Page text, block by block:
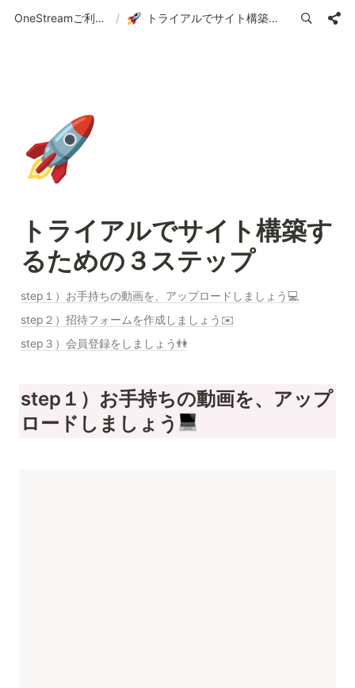
OneStreamご利用ガイド | 使い方の案内 / トライアルでサイト構築するための３ステップ
🚀
トライアルでサイト構築す
るための３ステップ
step１）お手持ちの動画を、アップロードしましょう💻
step２）招待フォームを作成しましょう✉️
step３）会員登録をしましょう👫
step１）お手持ちの動画を、アップ
ロードしましょう